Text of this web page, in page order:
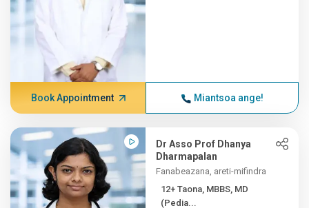
Book Appointment Miantsoa ange!
Dr Asso Prof Dhanya
Dharmapalan
Fanabeazana, areti-mifindra
12+ Taona, MBBS, MD
(Pedia...